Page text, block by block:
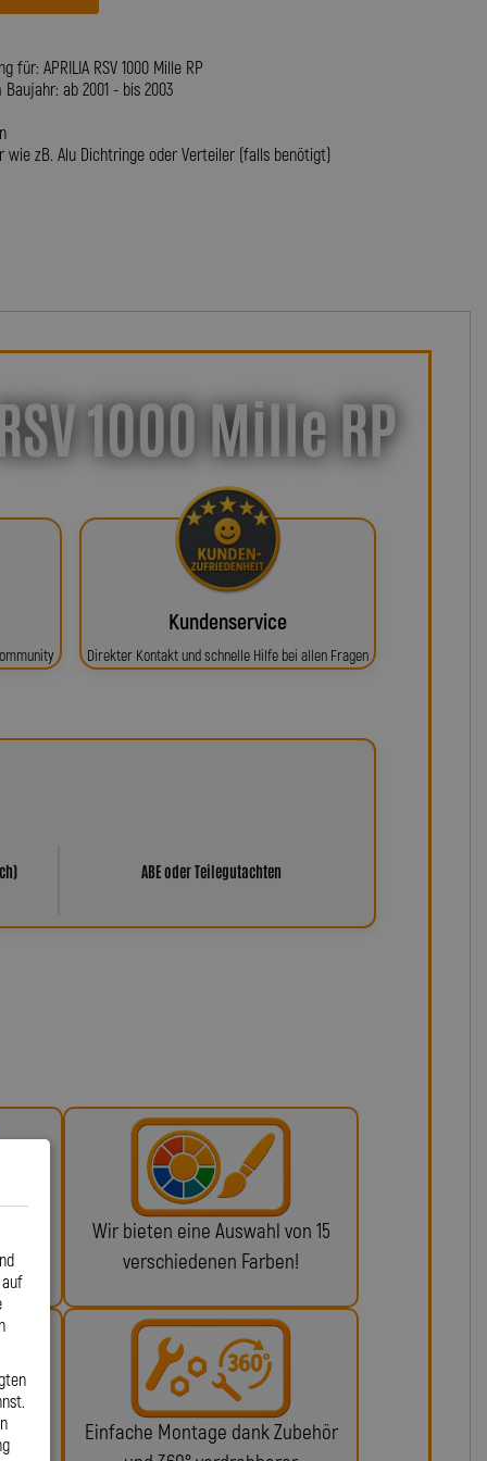
APRILIA RSV 1000 Mille RP
ab 2001 - bis 2003
zB. Alu Dichtringe oder Verteiler (falls benötigt)
1000 Mille RP
Kundenservice
Direkter Kontakt und schnelle Hilfe bei allen Fragen
ABE oder Teilegutachten
Wir bieten eine Auswahl von 15
verschiedenen Farben!
Einfache Montage dank Zubehör